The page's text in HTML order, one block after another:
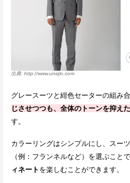
http://www.uniqlo.com
グレースーツと紺色セーターの組み合
じさせつつも、全体のトーンを抑え
す。
カラーリングはシンプルにし、スー
（例：フランネルなど）を選ぶことで
ィネートを楽しむことができます。